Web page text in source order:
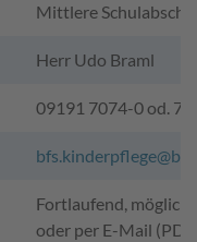
Mittlere
Herr Udo Braml
09191 7074-0 od.
Fortlaufend,
oder per E-Mail